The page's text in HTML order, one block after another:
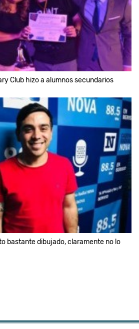
Club hizo a alumnos secundarios
bastante dibujado, claramente no lo